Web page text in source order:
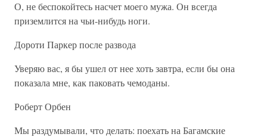
О, не беспокойтесь насчет моего мужа. Он всегда
приземлится на чьи-нибудь ноги.
Дороти Паркер после развода
Уверяю вас, я бы ушел от нее хоть завтра, если бы она
показала мне, как паковать чемоданы.
Роберт Орбен
Мы раздумывали, что делать: поехать на Багамские